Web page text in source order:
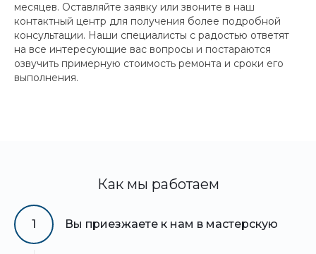
месяцев. Оставляйте заявку или звоните в наш
контактный центр для получения более подробной
консультации. Наши специалисты с радостью ответят
на все интересующие вас вопросы и постараются
озвучить примерную стоимость ремонта и сроки его
выполнения.
Как мы работаем
1 Вы приезжаете к нам в мастерскую